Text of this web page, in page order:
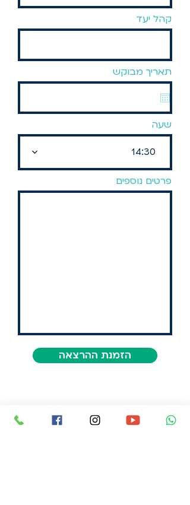
קהל יעד
תאריך מבוקש
שעה
14:30
פרטים נוספים
הזמנת ההרצאה
פורום מיכל סלה מקדם ומפתח כלים חדשניים